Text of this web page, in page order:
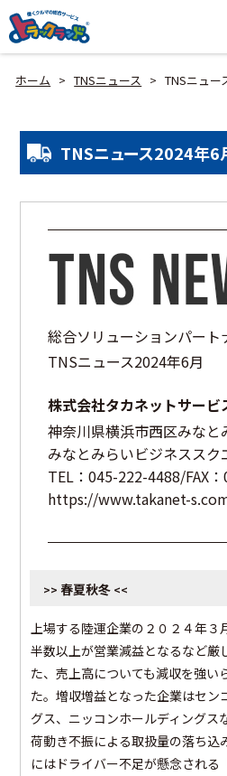
ホーム > TNSニュース > TNSニュ
TNSニュース2024年
総合ソリューションパート
TNSニュース2024年6月
株式会社タカネットサービ
神奈川県横浜市西区みな
みなとみらいビジネススク
TEL：045-222-4488/FAX
https://www.takanet-
>>春夏秋冬 <<
上場する陸運企業の２０２４年３
半数以上が営業減益となるなど厳
た、売上高についても減収を強い
た。増収増益となった企業はセン
グス、ニッコンホールディングス
荷動き不振による取扱量の落ち込
にはドライバー不足が懸念される